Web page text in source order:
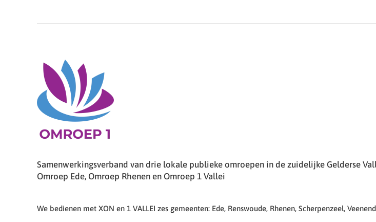
Samenwerkingsverband van drie lokale publieke omroepen in de zuidelijke Gelderse
Omroep Ede, Omroep Rhenen en Omroep 1 Vallei
We bedienen met XON en 1 VALLEI zes gemeenten: Ede, Renswoude, Rhenen, Scherpenzeel,